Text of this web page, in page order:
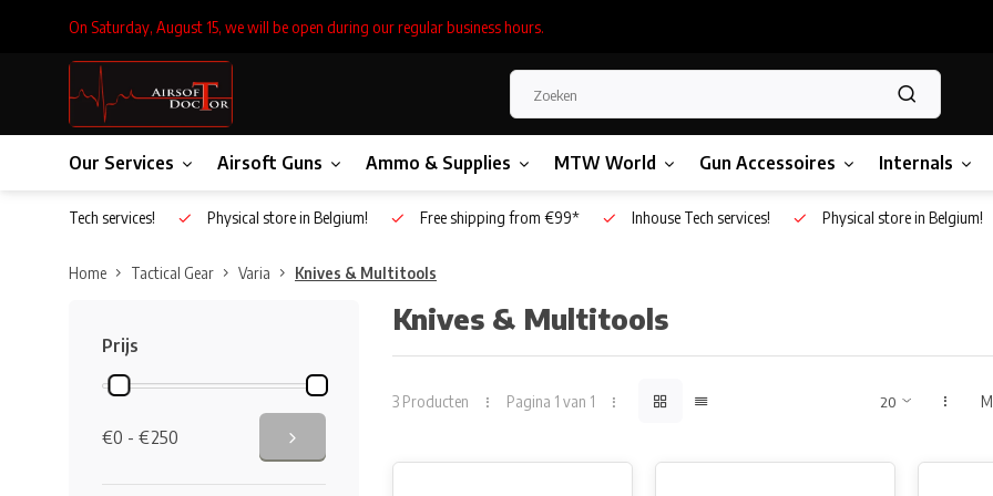
On Saturday, August 15, we will be open during our regular business hours.
Our Services Airsoft Guns Ammo & Supplies MTW World Gun Accessoires Internals
Inhouse Tech services! Physical store in Belgium! Free shipping from €99* Inhouse Tech services! Physical store in Belgium!
Home Tactical Gear Varia Knives & Multitools
Prijs
€0 - €250
Knives & Multitools
3 Producten Pagina 1 van 1